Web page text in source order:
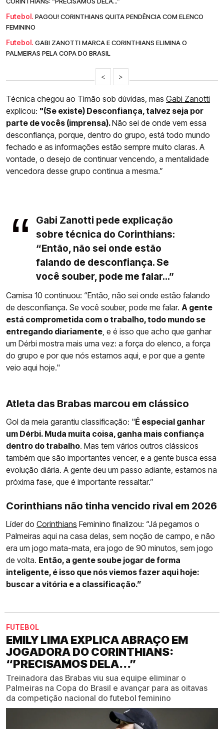
Futebol. PAGOU! CORINTHIANS QUITA PENDÊNCIA COM ELENCO
FEMININO
Futebol. GABI ZANOTTI MARCA E CORINTHIANS ELIMINA O
PALMEIRAS PELA COPA DO BRASIL
< >
Técnica chegou ao Timão sob dúvidas, mas Gabi Zanotti
explicou: "(Se existe) Desconfiança, talvez seja por
parte de vocês (imprensa).Não sei de onde vem essa
desconfiança, porque, dentro do grupo, está todo mundo
fechado e as informações estão sempre muito claras. A
vontade, o desejo de continuar vencendo, a mentalidade
vencedora desse grupo continua a mesma.”
Gabi Zanotti pede explicação
sobre técnica do Corinthians:
“Então, não sei onde estão
falando de desconfiança. Se
você souber, pode me falar...”
Camisa 10 continuou: “Então, não sei onde estão falando
de desconfiança. Se você souber, pode me falar. A gente
está comprometida com o trabalho, todo mundo se
entregando diariamente, e é isso que acho que ganhar
um Dérbi mostra mais uma vez: a força do elenco, a força
do grupo e por que nós estamos aqui, e por que a gente
veio aqui hoje."
Atleta das Brabas marcou em clássico
Gol da meia garantiu classificação: "É especial ganhar
um Dérbi. Muda muita coisa, ganha mais confiança
dentro do trabalho. Mas tem vários outros clássicos
também que são importantes vencer, e a gente busca essa
evolução diária. A gente deu um passo adiante, estamos na
próxima fase, que é importante ressaltar.”
Corinthians não tinha vencido rival em 2026
Líder do Corinthians Feminino finalizou: “Já pegamos o
Palmeiras aqui na casa delas, sem noção de campo, e não
era um jogo mata-mata, era jogo de 90 minutos, sem jogo
de volta. Então, a gente soube jogar de forma
inteligente, é isso que nós viemos fazer aqui hoje:
buscar a vitória e a classificação.”
FUTEBOL
EMILY LIMA EXPLICA ABRAÇO EM
JOGADORA DO CORINTHIANS:
“PRECISAMOS DELA...”
Treinadora das Brabas viu sua equipe eliminar o
Palmeiras na Copa do Brasil e avançar para as oitavas
da competição nacional do futebol feminino